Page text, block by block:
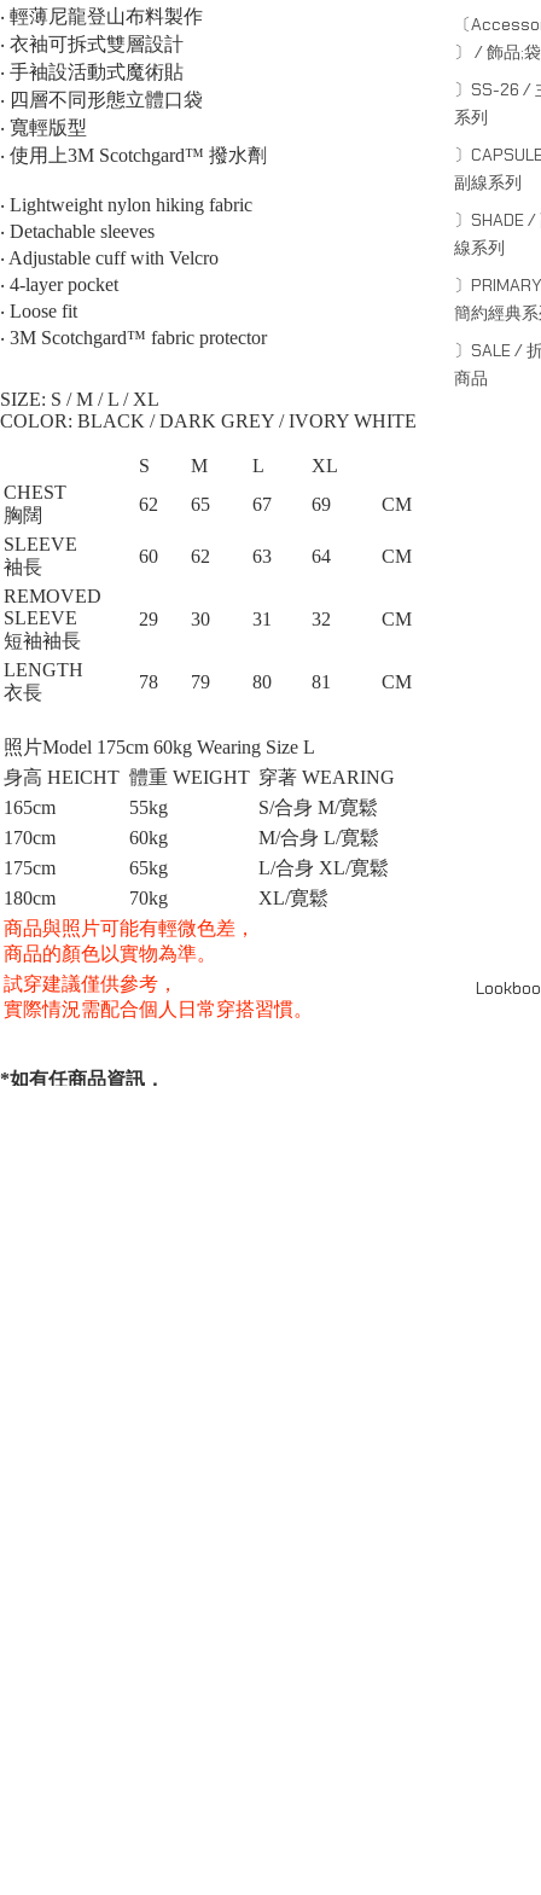
〔
〕 / 飾品;袋
〕SS-26 /
系列
〕
副線系列
〕SHADE /
線系列
〕
簡約經典
〕SALE /
商品
‧ 輕薄尼龍登山布料製作
‧ 衣袖可拆式雙層設計
‧ 手袖設活動式魔術貼
‧ 四層不同形態立體口袋
‧ 寬輕版型
‧ 使用上3M Scotchgard™ 撥水劑
‧ Lightweight nylon hiking fabric
‧ Detachable sleeves
‧ Adjustable cuff with Velcro
‧ 4-layer pocket
‧ Loose fit
‧ 3M Scotchgard™ fabric protector
SIZE: S / M / L / XL⁠
COLOR: BLACK / DARK GREY / IVORY WHITE
S M L
XL
CHEST
胸闊
62 65 67 69
CM
SLEEVE
袖長
60 62 63 64
CM
REMOVED
SLEEVE
短袖袖長
29 30 31 32 CM
LENGTH
衣長
78 79 80 81 CM
照片Model 175cm 60kg Wearing Size L
身高 HEICHT 體重 WEIGHT 穿著 WEARING
165cm
55kg
S/合身 M/寛鬆
170cm
60kg
M/合身 L/寛鬆
175cm
65kg
L/合身 XL/寛鬆
180cm
70kg XL/寛鬆
商品與照片可能有輕微色差，
商品的顏色以實物為準。
試穿建議僅供參考，
實際情況需配合個人日常穿搭習慣。
*如有任商品資訊，